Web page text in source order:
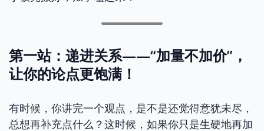
第一站：递进关系——“加量不加价”，
让你的论点更饱满！
有时候，你讲完一个观点，是不是还觉得意犹未尽，
总想再补充点什么？这时候，如果你只是生硬地再加